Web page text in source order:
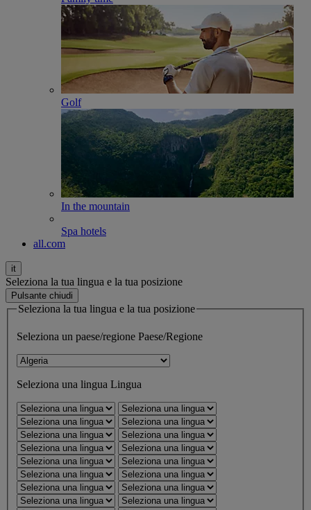
Golf
In the mountain
Spa hotels
all.com
it
Seleziona la tua lingua e la tua posizione
Pulsante chiudi
Seleziona la tua lingua e la tua posizione
Seleziona un paese/regione Paese/Regione
Seleziona una lingua Lingua